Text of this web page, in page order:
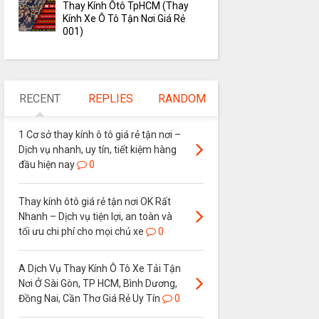
Thay Kính Ôtô TpHCM (Thay
Kính Xe Ô Tô Tận Nơi Giá Rẻ
001)
RECENT REPLIES RANDOM
1 Cơ sở thay kính ô tô giá rẻ tận nơi –
Dịch vụ nhanh, uy tín, tiết kiệm hàng
đầu hiện nay
0
Thay kính ôtô giá rẻ tận nơi OK Rất
Nhanh – Dịch vụ tiện lợi, an toàn và
tối ưu chi phí cho mọi chủ xe
0
A Dịch Vụ Thay Kính Ô Tô Xe Tải Tận
Nơi Ở Sài Gòn, TP HCM, Bình Dương,
Đồng Nai, Cần Thơ Giá Rẻ Uy Tín
0